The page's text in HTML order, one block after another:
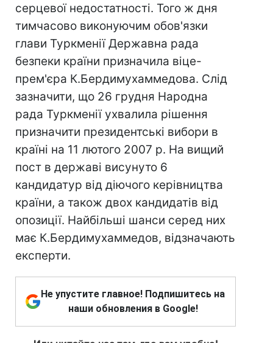
серцевої недостатності. Того ж дня
тимчасово виконуючим обов'язки
глави Туркменії Державна рада
безпеки країни призначила віце-
прем'єра К.Бердимухаммедова. Слід
зазначити, що 26 грудня Народна
рада Туркменії ухвалила рішення
призначити президентські вибори в
країні на 11 лютого 2007 р. На вищий
пост в державі висунуто 6
кандидатур від діючого керівництва
країни, а також двох кандидатів від
опозиції. Найбільші шанси серед них
має К.Бердимухаммедов, відзначають
експерти.
Не упустите главное! Подпишитесь на
наши обновления в Google!